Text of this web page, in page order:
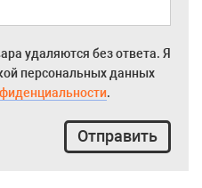
удаляются без ответа. Я
персональных данных
.
Отправить